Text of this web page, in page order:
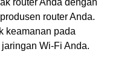
router Anda.
keamanan pada
Wi-Fi Anda.